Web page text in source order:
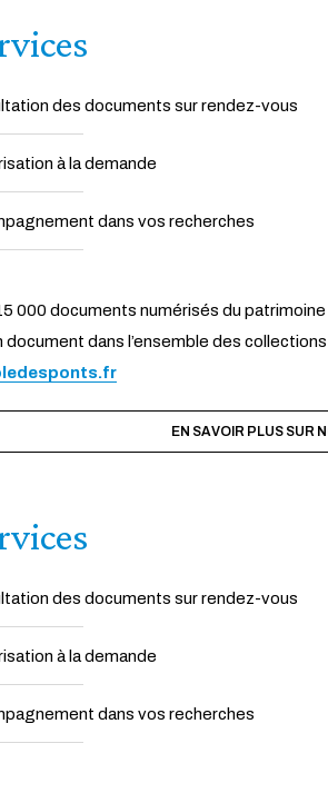
des documents sur rendez-vous
à la demande
dans vos recherches
000 documents numérisés du
document dans l’ensemble des
EN SAVOIR PLUS SUR
des documents sur rendez-vous
à la demande
dans vos recherches